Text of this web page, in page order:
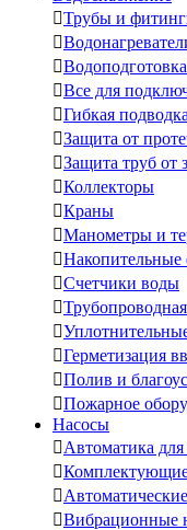
Трубы и


Все для
Гибкая подводка
Защита от
Защита труб от
Коллекторы
Краны
Манометры и
Накопительные
Счетчики воды


Герметизация
Полив и
Пожарное
Насосы
Автоматика для
Комплектующие

Вибрационные